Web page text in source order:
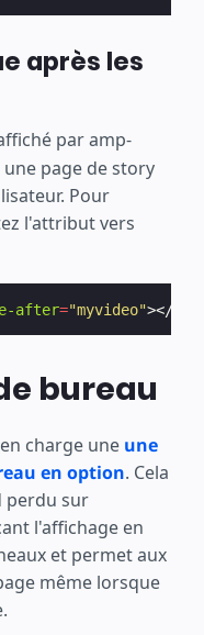
après les
par amp-
page de story
Pour
l'attribut vers
after="myvideo"></
bureau
charge une une
en option. Cela
perdu sur
l'affichage en
et permet aux
même lorsque